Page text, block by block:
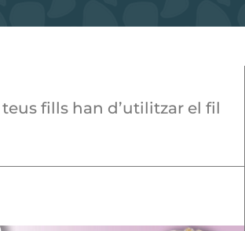
fills han d’utilitzar el fil